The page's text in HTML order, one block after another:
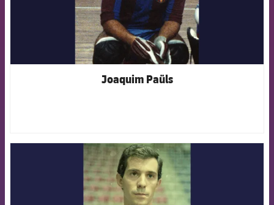
Joaquim Paüls
FCB Barcelona badge